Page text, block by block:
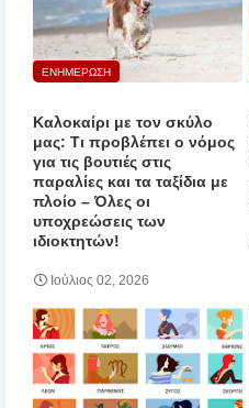
ΕΝΗΜΕΡΩΣΗ
Καλοκαίρι με τον σκύλο
μας: Τι προβλέπει ο νόμος
για τις βουτιές στις
παραλίες και τα ταξίδια με
πλοίο – Όλες οι
υποχρεώσεις των
ιδιοκτητών!
Ιούλιος 02, 2026